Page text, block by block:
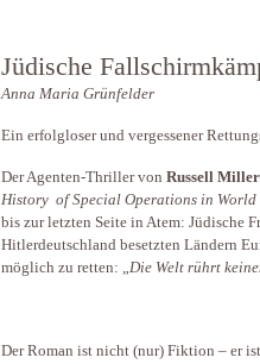
Jüdische
Anna Maria Grünfelder
Ein erfolgloser und vergessener
Der Agenten-Thriller von Russell Miller
History of Special Operations in World
bis zur letzten Seite in Atem: Jüdische
Hitlerdeutschland besetzten Ländern
möglich zu retten: „Die Welt rührt
Der Roman ist nicht (nur) Fiktion – er